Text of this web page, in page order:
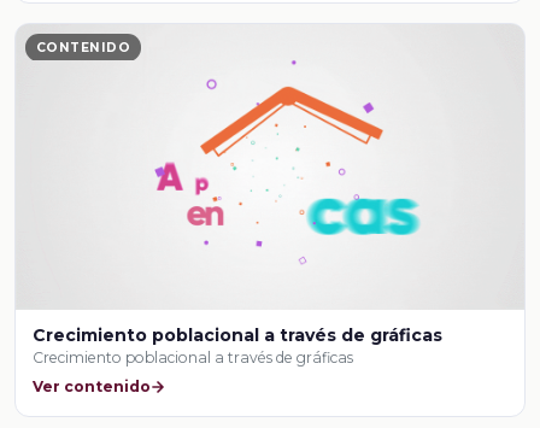
CONTENIDO
Crecimiento poblacional a través de gráficas
Crecimiento poblacional a través de gráficas
Ver contenido